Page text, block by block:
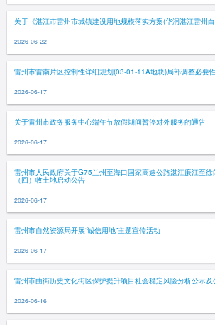
关于《湛江市雷州市城镇建设用地规模落实方案(华润湛江雷州
2026-06-22
雷州市雷南片区控制性详细规划(03-01-11A地块)局部调整必要
2026-06-17
关于雷州市政务服务中心端午节放假期间暂停对外服务的通告
2026-06-17
雷州市人民政府关于G75兰州至海口国家高速公路湛江廉江至
（回）收土地启动公告
2026-06-17
雷州市自然资源局开展“诚信用地”主题宣传活动
2026-06-17
雷州市曲街历史文化街区保护提升项目社会稳定风险分析公示
2026-06-16